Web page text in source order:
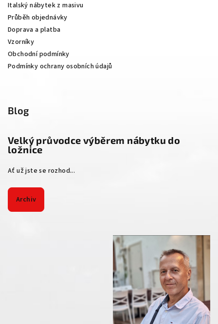
Italský nábytek z masivu
Průběh objednávky
Doprava a platba
Vzorníky
Obchodní podmínky
Podmínky ochrany osobních údajů
Blog
Velký průvodce výběrem nábytku do
ložnice
Ať už jste se rozhod...
Archiv